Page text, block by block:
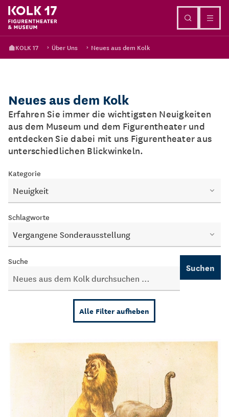
KOLK 17 Über Uns Neues aus dem Kolk
Neues aus dem Kolk
Erfahren Sie immer die wichtigsten Neuigkeiten
aus dem Museum und dem Figurentheater und
entdecken Sie dabei mit uns Figurentheater aus
unterschiedlichen Blickwinkeln.
Kategorie
Neuigkeit
Schlagworte
Vergangene Sonderausstellung
Suche
Suchen
Alle Filter aufheben